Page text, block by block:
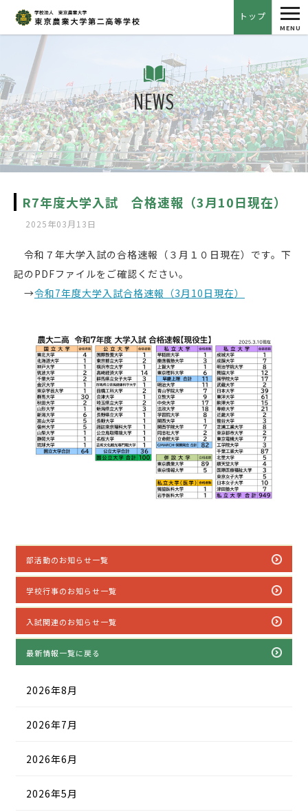
トップ
MENU
NEWS
R7年度大学入試 合格速報（3月10日現在）
2025年03月13日
令和７年大学入試の合格速報（３月１０日現在）です。下
記のPDFファイルをご確認ください。
→令和7年度大学入試合格速報（3月10日現在）
部活動のお知らせ一覧
学校行事のお知らせ一覧
入試関連のお知らせ一覧
最新情報一覧に戻る
2026年8月
2026年7月
2026年6月
2026年5月